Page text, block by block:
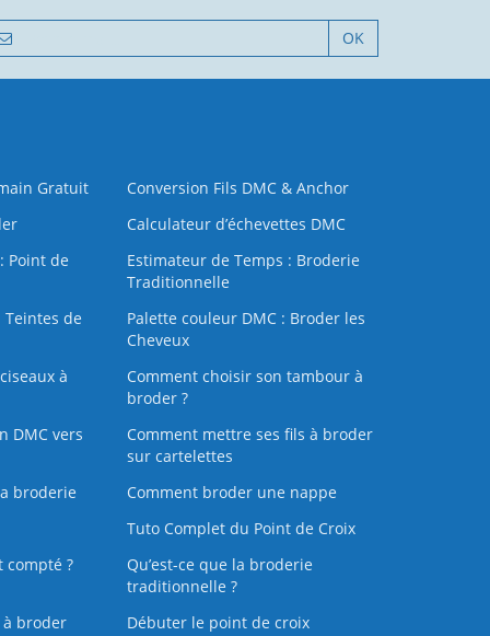
OK
Gratuit
Conversion Fils DMC & Anchor
Calculateur d’échevettes DMC
Point de
Estimateur de Temps : Broderie
Traditionnelle
Teintes de
Palette couleur DMC : Broder les
Cheveux
à
Comment choisir son tambour à
broder ?
DMC vers
Comment mettre ses fils à broder
sur cartelettes
broderie
Comment broder une nappe
Tuto Complet du Point de Croix
compté ?
Qu’est-ce que la broderie
traditionnelle ?
broder
Débuter le point de croix